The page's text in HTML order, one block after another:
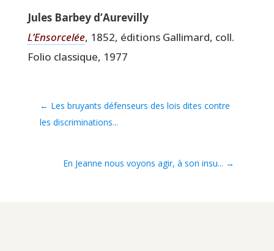
Jules Bar­bey d’Aurevilly
L’En­sor­ce­lée, 1852, édi­tions Gal­li­mard, coll.
Folio clas­sique, 1977
← Les bruyants défenseurs des lois dites contre
les discriminations...
En Jeanne nous voyons agir, à son insu... →